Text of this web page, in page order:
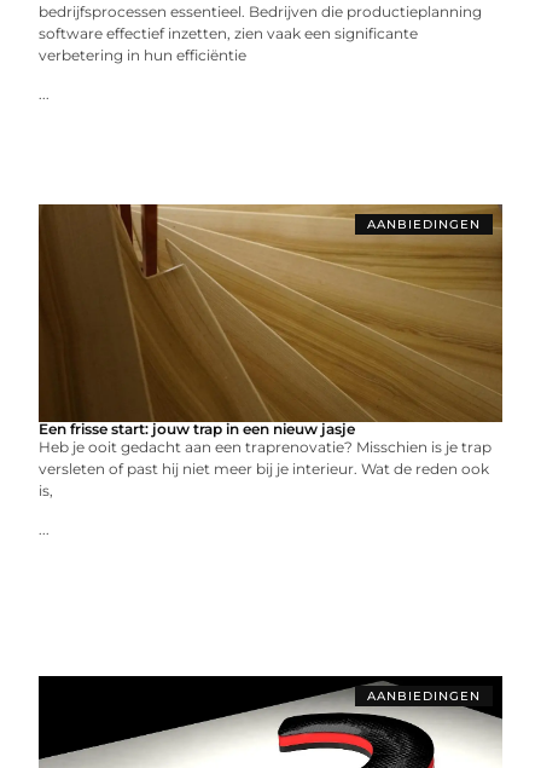
bedrijfsprocessen essentieel. Bedrijven die productieplanning
software effectief inzetten, zien vaak een significante
verbetering in hun efficiëntie
...
AANBIEDINGEN
Een frisse start: jouw trap in een nieuw jasje
Heb je ooit gedacht aan een traprenovatie? Misschien is je trap
versleten of past hij niet meer bij je interieur. Wat de reden ook
is,
...
AANBIEDINGEN